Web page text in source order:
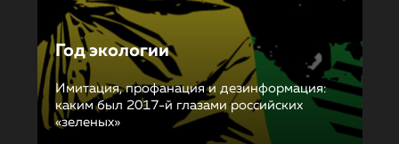
Год экологии
Имитация, профанация и дезинформация:
каким был 2017-й глазами российских
«зеленых»